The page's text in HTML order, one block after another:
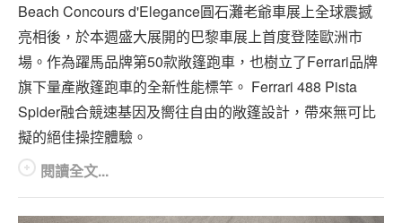
Beach Concours d'Elegance圓石灘老爺車展上全球震撼
亮相後，於本週盛大展開的巴黎車展上首度登陸歐洲市
場。作為躍馬品牌第50款敞篷跑車，也樹立了Ferrari品牌
旗下量產敞篷跑車的全新性能標竿。 Ferrari 488 Pista
Spider融合競速基因及嚮往自由的敞篷設計，帶來無可比
擬的絕佳操控體驗。
閱讀全文...